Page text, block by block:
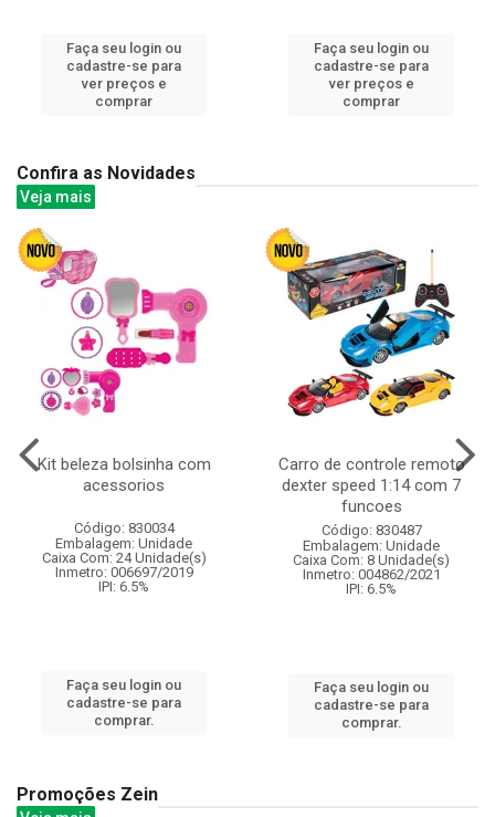
Faça seu login ou
cadastre-se para
ver preços e
comprar
Faça seu login ou
cadastre-se para
ver preços e
comprar
Confira as Novidades
Veja mais
Kit beleza bolsinha com
acessorios
Código: 830034
Embalagem: Unidade
Caixa Com: 24 Unidade(s)
Inmetro: 006697/2019
IPI: 6.5%
Faça seu login ou
cadastre-se para
comprar.
Carro de controle remoto
dexter speed 1:14 com 7
funcoes
Código: 830487
Embalagem: Unidade
Caixa Com: 8 Unidade(s)
Inmetro: 004862/2021
IPI: 6.5%
Faça seu login ou
cadastre-se para
comprar.
Promoções Zein